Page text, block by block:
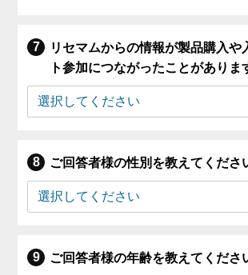
リセマムからの情報が製品購入や
ト参加につながったことがありま
ご回答者様の性別を教えてくださ
ご回答者様の年齢を教えてくださ